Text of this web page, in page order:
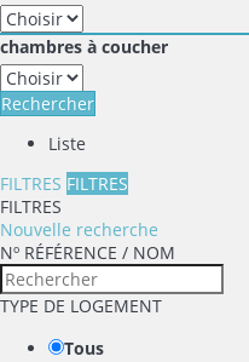
chambres à coucher
Rechercher
Liste
FILTRES FILTRES
FILTRES
Nouvelle recherche
Nº RÉFÉRENCE / NOM
TYPE DE LOGEMENT
Tous